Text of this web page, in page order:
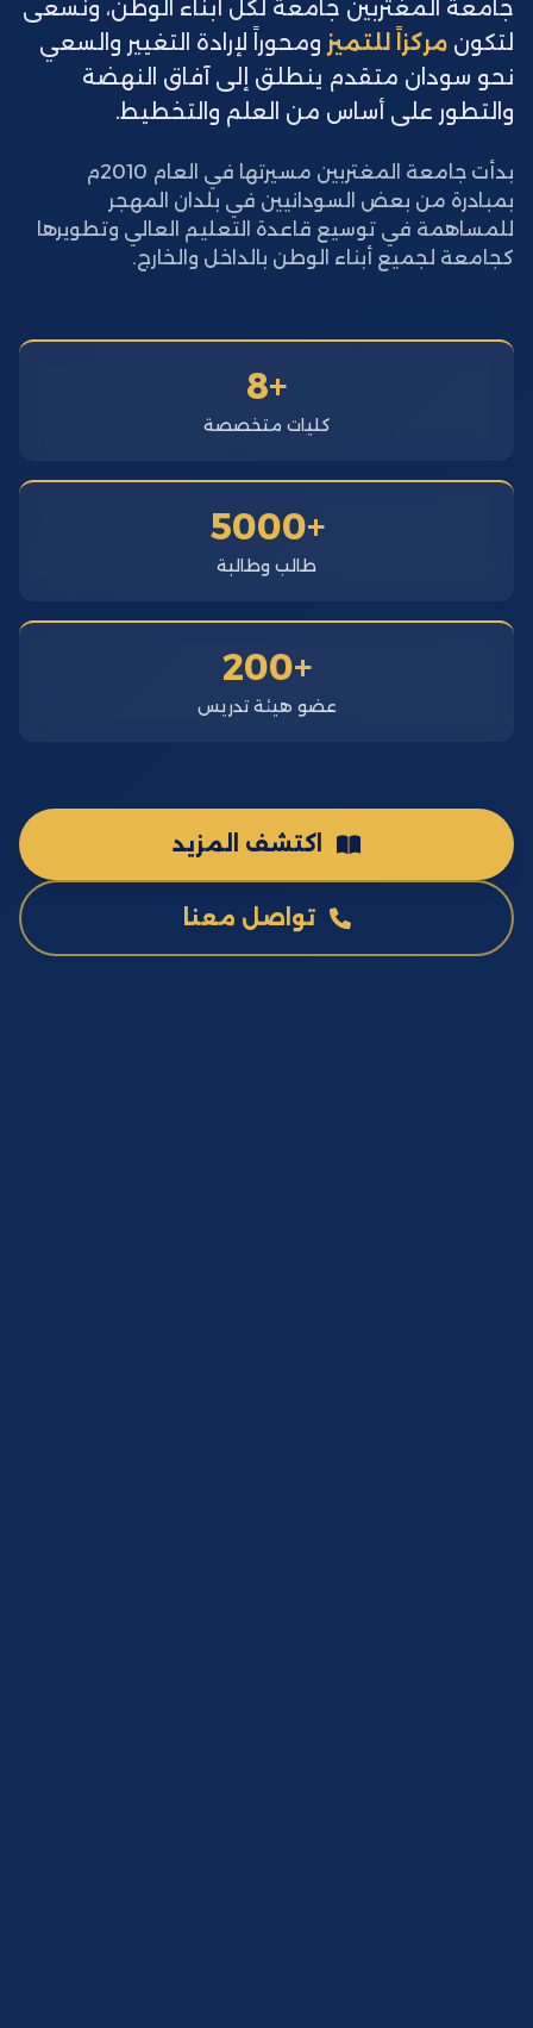
جامعة المغتربين جامعة لكل أبناء الوطن، ونسعى
لتكون مركزاً للتميز ومحوراً لإرادة التغيير والسعي
نحو سودان متقدم ينطلق إلى آفاق النهضة
والتطور على أساس من العلم والتخطيط.
بدأت جامعة المغتربين مسيرتها في العام 2010م
بمبادرة من بعض السودانيين في بلدان المهجر
للمساهمة في توسيع قاعدة التعليم العالي وتطويرها
كجامعة لجميع أبناء الوطن بالداخل والخارج.
+8
كليات متخصصة
+5000
طالب وطالبة
+200
عضو هيئة تدريس
اكتشف المزيد
تواصل معنا